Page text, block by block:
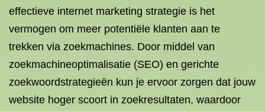
effectieve internet marketing strategie is het
vermogen om meer potentiële klanten aan te
trekken via zoekmachines. Door middel van
zoekmachineoptimalisatie (SEO) en gerichte
zoekwoordstrategieën kun je ervoor zorgen dat jouw
website hoger scoort in zoekresultaten, waardoor